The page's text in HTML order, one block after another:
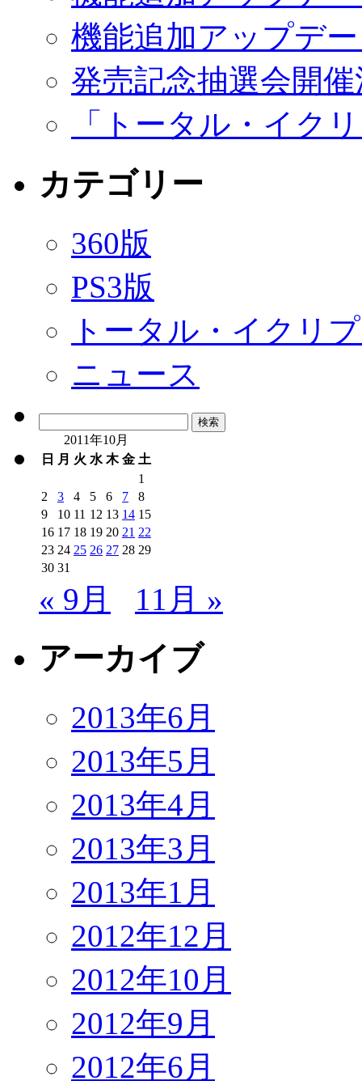
機能追加アップデ
発売記念抽選会開
「トータル・イク
カテゴリー
360版
PS3版
トータル・イクリ
ニュース
2011年10月
日
月 火 水 木 金 土
1
2
3 4 5 6 7
8
9
10 11 12 13 14 15
16 17 18 19 20 21 22
23 24 25 26 27 28 29
30 31
« 9月 11月 »
アーカイブ
2013年6月
2013年5月
2013年4月
2013年3月
2013年1月
2012年12月
2012年10月
2012年9月
2012年6月